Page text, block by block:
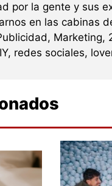
por la gente y sus
en las cabinas
Marketing,
redes sociales,